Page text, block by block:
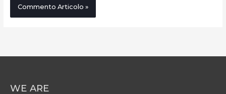
WE ARE